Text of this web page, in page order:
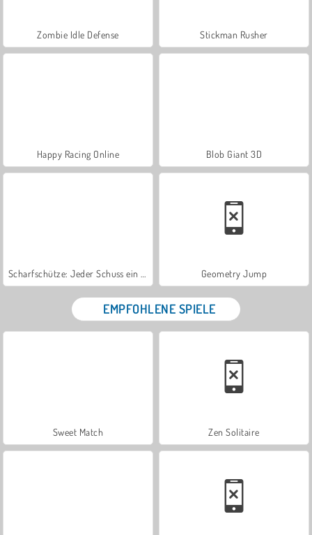
Zombie Idle Defense Stickman Rusher
Happy Racing Online Blob Giant 3D
Geometry Jump
EMPFOHLENE SPIELE
Sweet Match Zen Solitaire